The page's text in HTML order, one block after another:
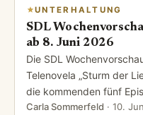
UNTERHALTUNG
SDL
ab 8. Juni 2026
Die SDL
Telenovela „Sturm der
die kommenden fünf
Carla Sommerfeld · 10.